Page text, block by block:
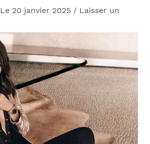
Le 20 janvier 2025 / Laisser un